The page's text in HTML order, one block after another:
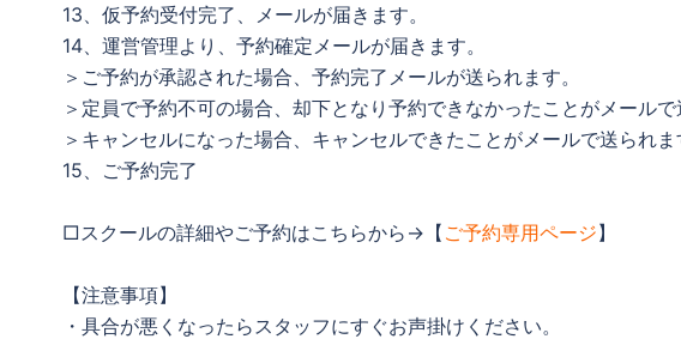
13、仮予約受付完了、メールが届きます。
14、運営管理より、予約確定メールが届きます。
＞ご予約が承認された場合、予約完了メールが送られます。
＞定員で予約不可の場合、却下となり予約できなかったことがメールで
＞キャンセルになった場合、キャンセルできたことがメールで送られま
15、ご予約完了
□スクールの詳細やご予約はこちらから→【 ご予約専用ページ】
【注意事項】
・具合が悪くなったらスタッフにすぐお声掛けください。